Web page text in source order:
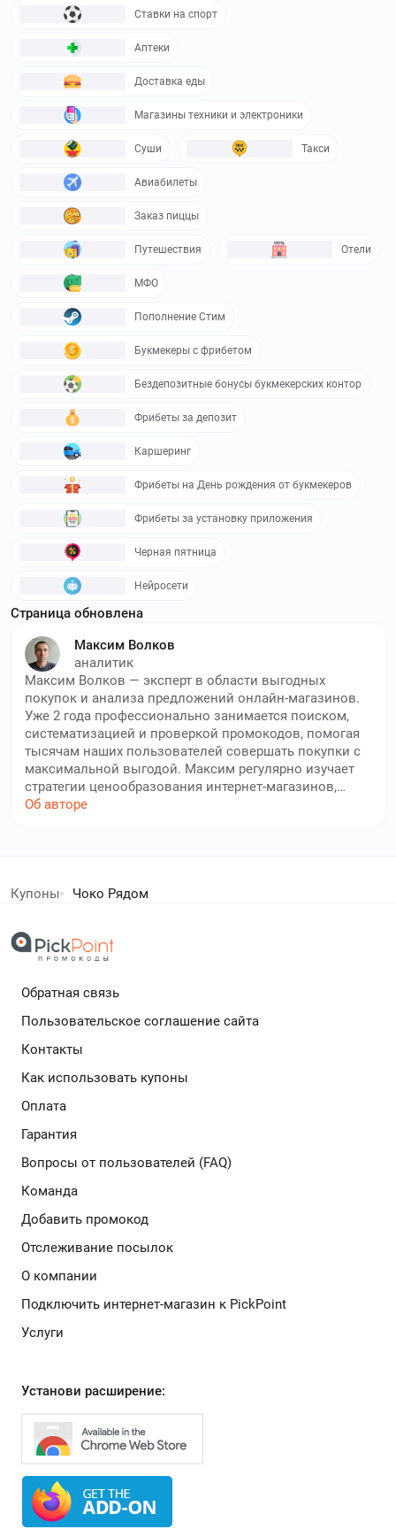
Ставки на спорт
Аптеки
Доставка еды
Магазины техники и электроники
Суши Такси
Авиабилеты
Заказ пиццы
Путешествия Отели
МФО
Пополнение Стим
Букмекеры с фрибетом
Бездепозитные бонусы букмекерских контор
Фрибеты за депозит
Каршеринг
Фрибеты на День рождения от букмекеров
Фрибеты за установку приложения
Черная пятница
Нейросети
Страница обновлена
Максим Волков
аналитик
Максим Волков — эксперт в области выгодных
покупок и анализа предложений онлайн-магазинов.
Уже 2 года профессионально занимается поиском,
систематизацией и проверкой промокодов, помогая
тысячам наших пользователей совершать покупки с
максимальной выгодой. Максим регулярно изучает
стратегии ценообразования интернет-магазинов,
отслеживает изменения в программах лояльности и
Максима вы можете доступ к проверенным скидкам
Об авторе
Купоны Чоко Рядом
Обратная связь
Пользовательское соглашение сайта
Контакты
Как использовать купоны
Оплата
Гарантия
Вопросы от пользователей (FAQ)
Команда
Добавить промокод
Отслеживание посылок
О компании
Подключить интернет-магазин к PickPoint
Услуги
Установи расширение: